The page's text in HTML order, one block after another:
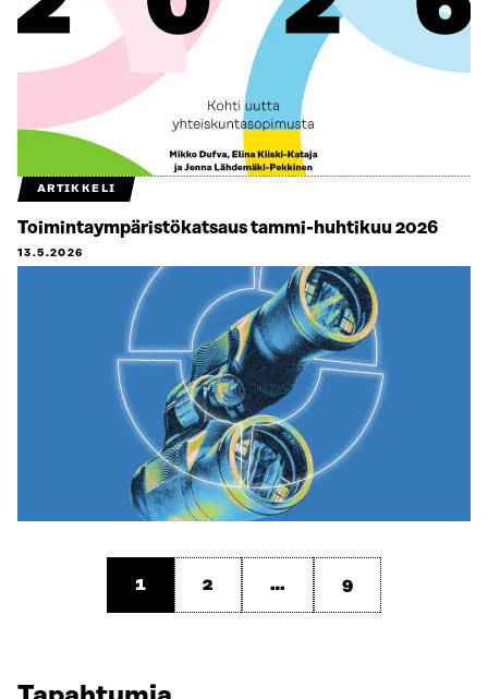
ARTIKKELI
Toimintaympäristökatsaus tammi-huhtikuu 2026
13.5.2026
1 2 … 9